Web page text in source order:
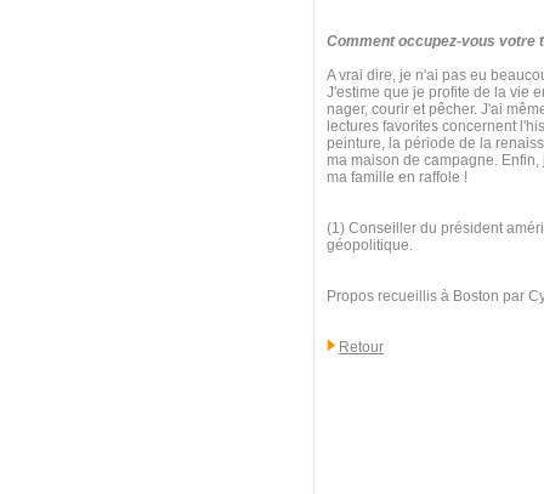
Comment occupez-vous votre
A vrai dire, je n'ai pas eu
J'estime que je profite de la vie
nager, courir et pêcher. J'ai
lectures favorites concernent
peinture, la période de la
ma maison de campagne.
ma famille en raffole !
(1) Conseiller du président
géopolitique.
Propos recueillis à Boston par
Retour